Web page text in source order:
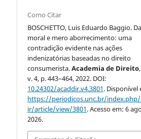
Como Citar
BOSCHETTO, Luis Eduardo Baggio.
moral e mero aborrecimento: uma
contradição evidente nas ações
indenizatórias baseadas no direito
consumerista.Academia de Direito
v. 4, p. 443–464, 2022. DOI:
10.24302/acaddir.v4.3801. Disponível
https://periodicos.unc.br/index.php/
ir/article/view/3801. Acesso em: 6
2026.